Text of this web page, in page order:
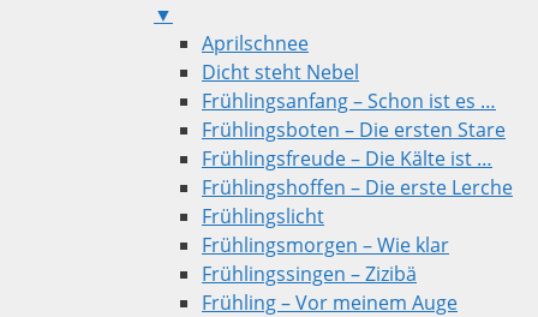
▼
Aprilschnee
Dicht steht Nebel
Frühlingsanfang – Schon ist es …
Frühlingsboten – Die ersten Stare
Frühlingsfreude – Die Kälte ist …
Frühlingshoffen – Die erste Lerche
Frühlingslicht
Frühlingsmorgen – Wie klar
Frühlingssingen – Zizibä
Frühling – Vor meinem Auge